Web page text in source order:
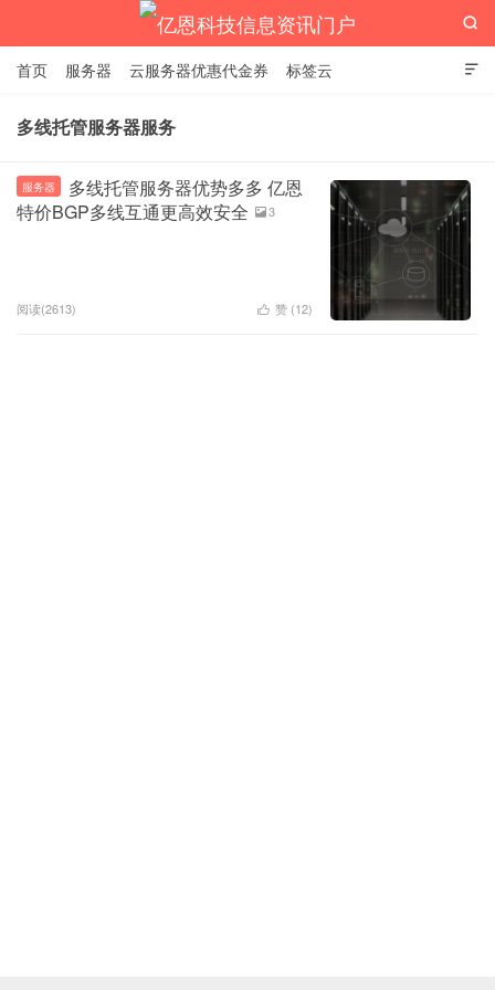
亿恩科技信息资讯门户

首页 服务器 云服务器优惠代金券 标签云

多线托管服务器服务
服务器
多线托管服务器优势多多 亿恩
特价BGP多线互通更高效安全
3
阅读(2613)  赞 (12)